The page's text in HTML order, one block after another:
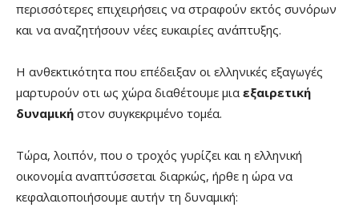
περισσότερες επιχειρήσεις να στραφούν εκτός συνόρων
και να αναζητήσουν νέες ευκαιρίες ανάπτυξης.
Η ανθεκτικότητα που επέδειξαν οι ελληνικές εξαγωγές
μαρτυρούν οτι ως χώρα διαθέτουμε μιαεξαιρετική
δυναμική στον συγκεκριμένο τομέα.
Τώρα, λοιπόν, που ο τροχός γυρίζει και η ελληνική
οικονομία αναπτύσσεται διαρκώς, ήρθε η ώρα να
κεφαλαιοποιήσουμε αυτήν τη δυναμική: